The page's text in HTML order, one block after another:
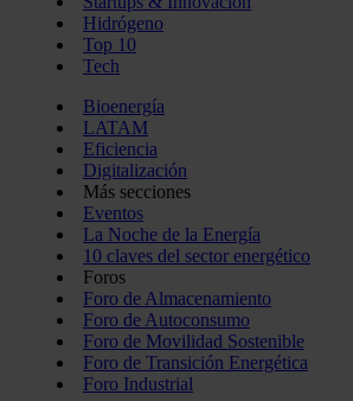
Hidrógeno
Top 10
Tech
Bioenergía
LATAM
Eficiencia
Digitalización
Más secciones
Eventos
La Noche de la Energía
10 claves del sector energético
Foros
Foro de Almacenamiento
Foro de Autoconsumo
Foro de Movilidad Sostenible
Foro de Transición Energética
Foro Industrial